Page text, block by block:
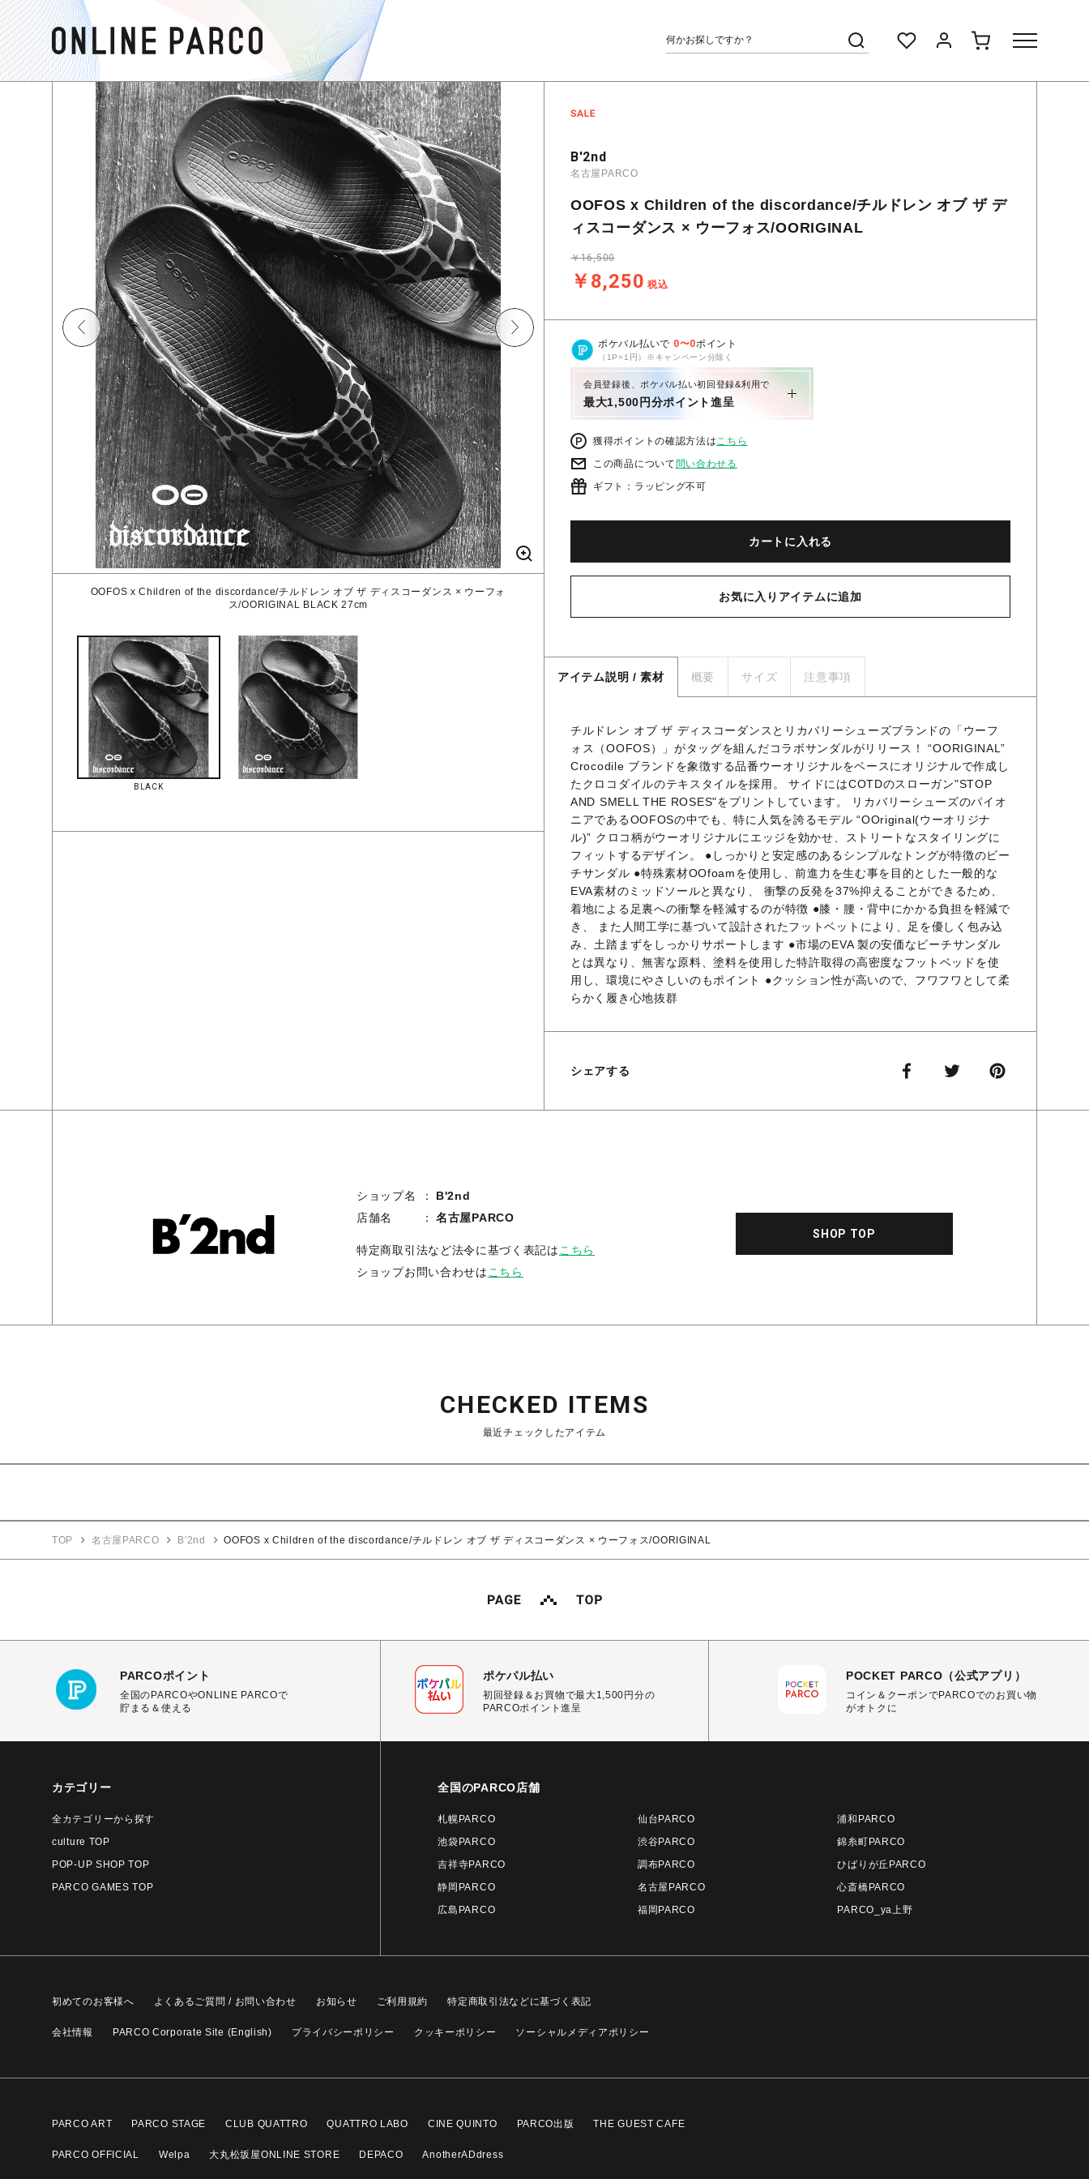
OOFOS x Children of the discordance/チルドレン オブ ザ ディスコーダンス × ウーフォ
ス/OORIGINAL BLACK 27cm
BLACK
B'2nd
名古屋PARCO
OOFOS x Children of the discordance/チルドレン オブ ザ デ
ィスコーダンス × ウーフォス/OORIGINAL
￥8,250 税込
￥16,500
ポケパル払いで 0〜0ポイント
（1P=1円）※キャンペーン分除く
会員登録後、ポケパル払い初回登録&利用で
最大1,500円分ポイント進呈
獲得ポイントの確認方法はこちら
この商品について 問い合わせる
ギフト：ラッピング不可
カートに入れる
お気に入りアイテムに追加
アイテム説明 / 素材 概要 サイズ 注意事項
チルドレン オブ ザ ディスコーダンスとリカバリーシューズブランドの「ウーフ
ォス（OOFOS）」がタッグを組んだコラボサンダルがリリース！ “OORIGINAL”
Crocodile ブランドを象徴する品番ウーオリジナルをベースにオリジナルで作成し
たクロコダイルのテキスタイルを採用。 サイドにはCOTDのスローガン"STOP
AND SMELL THE ROSES"をプリントしています。 リカバリーシューズのパイオ
ニアであるOOFOSの中でも、特に人気を誇るモデル “OOriginal(ウーオリジナ
ル)” クロコ柄がウーオリジナルにエッジを効かせ、ストリートなスタイリングに
フィットするデザイン。 ●しっかりと安定感のあるシンプルなトングが特徴のビー
チサンダル ●特殊素材OOfoamを使用し、前進力を生む事を目的とした一般的な
EVA素材のミッドソールと異なり、 衝撃の反発を37%抑えることができるため、
着地による足裏への衝撃を軽減するのが特徴 ●膝・腰・背中にかかる負担を軽減で
き、 また人間工学に基づいて設計されたフットベットにより、足を優しく包み込
み、土踏まずをしっかりサポートします ●市場のEVA 製の安価なビーチサンダル
とは異なり、無害な原料、塗料を使用した特許取得の高密度なフットベッドを使
用し、環境にやさしいのもポイント ●クッション性が高いので、フワフワとして柔
らかく履き心地抜群
シェアする
ショップ名
B'2nd
店舗名
名古屋PARCO
特定商取引法など法令に基づく表記は こちら
ショップお問い合わせは こちら
SHOP TOP
CHECKED ITEMS
最近チェックしたアイテム
TOP 名古屋PARCO B'2nd OOFOS x Children of the discordance/チルドレン オブ ザ ディスコーダンス × ウーフォス/OORIGINAL
PARCOポイント
全国のPARCOやONLINE PARCOで
貯まる＆使える
ポケパル払い
初回登録＆お買物で最大1,500円分の
PARCOポイント進呈
POCKET PARCO（公式アプリ）
コイン＆クーポンでPARCOでのお買い物
がオトクに
カテゴリー
全カテゴリーから探す
culture TOP
POP-UP SHOP TOP
PARCO GAMES TOP
全国のPARCO店舗
札幌PARCO 仙台PARCO
浦和PARCO
池袋PARCO
渋谷PARCO
錦糸町PARCO
吉祥寺PARCO
調布PARCO
ひばりが丘PARCO
静岡PARCO
名古屋PARCO
心斎橋PARCO
広島PARCO
福岡PARCO PARCO_ya上野
初めてのお客様へ よくあるご質問 / お問い合わせ お知らせ ご利用規約 特定商取引法などに基づく表記
会社情報 PARCO Corporate Site (English) プライバシーポリシー クッキーポリシー ソーシャルメディアポリシー
PARCO ART PARCO STAGE CLUB QUATTRO QUATTRO LABO CINE QUINTO PARCO出版 THE GUEST CAFE
PARCO OFFICIAL Welpa 大丸松坂屋ONLINE STORE DEPACO AnotherADdress